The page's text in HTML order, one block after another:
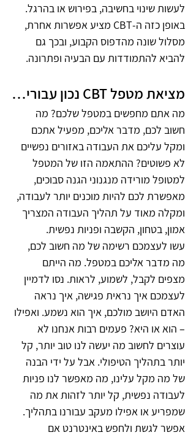
לעשות שינוי בחשיבה, בפירוש או בהרגל.
באופן כזה ה-CBT מציע אפשרות אחרת,
מסלול שונה מהדפוס הקבוע, ובכך גם
להביא להתמודדות עם הבעיה ופתרונה.
מציאת מטפל CBT נכון עבורי…
מה אתם מחפשים במטפל שלכם? מה
חשוב לכם, מדבר אליכם, מפעיל אתכם
ומקל עליכם את העבודה באזורים נפשיים
לא פשוטים? ההתאמה הזו של המטפל
למטופל מורידה מנגנוני הגנה סבוכים,
מאפשרת לכם להיות מוכנים יותר לעבודה,
ומקלה מאוד על תהליך העבודה המצריך
אמון, בטחון, הקשבה ופניות נפשית.
עשו לעצמכם רשימה של מה חשוב לכם,
מה מדבר אליכם במטפל. מה הייתם
מצפים לקבל, לשמוע, לראות. נסו לדמיין
לעצמכם איך נראית פגישה, איך נראה
האדם היושב מולכם, איך הוא נשמע. ואפילו
– הוא או היא? פעמים רבות אנחנו לא
עוצרים לחשוב מה יעשה לנו טוב יותר, קל
יותר בתהליך הטיפולי. אבל על ידי הבנה
של מה מקל עלינו, מה מאפשר לנו פניות
לעבודה נפשית, קל יותר לזהות את מה
שמפריע או אפילו מעקב עבורנו בתהליך.
אפשר לגשת ולחפש באינטרנט אם